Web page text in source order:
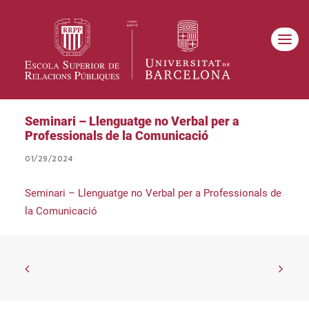
Seminari – Llenguatge no Verbal per a
Professionals de la Comunicació
01/29/2024
Seminari – Llenguatge no Verbal per a Professionals de
la Comunicació